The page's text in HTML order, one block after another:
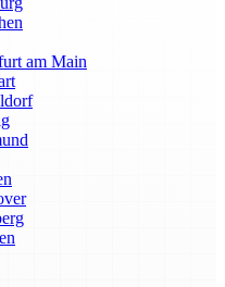
am Main